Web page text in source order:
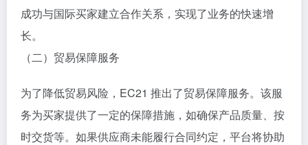
成功与国际买家建立合作关系，实现了业务的快速增
长。
（二）贸易保障服务
为了降低贸易风险，EC21 推出了贸易保障服务。该服
务为买家提供了一定的保障措施，如确保产品质量、按
时交货等。如果供应商未能履行合同约定，平台将协助